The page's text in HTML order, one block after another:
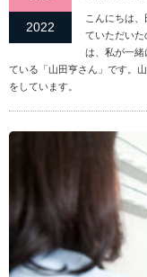
2022
こんにちは
ていただいた
は、私が一緒
ている「山田亨さん」です。
をしています。